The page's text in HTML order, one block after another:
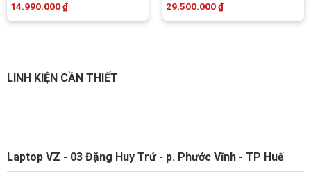
14.990.000₫ 29.500.000₫
LINH KIỆN CẦN THIẾT
Laptop VZ - 03 Đặng Huy Trứ - p. Phước Vĩnh - TP Huế